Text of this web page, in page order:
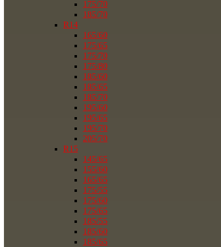
175/70
185/70
R14
165/60
175/65
175/70
175/80
185/60
185/65
185/70
195/60
195/65
195/70
205/70
R15
145/65
155/60
165/65
175/55
175/60
175/65
185/55
185/60
185/65